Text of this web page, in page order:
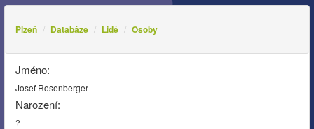
Plzeň Databáze Lidé Osoby
Jméno:
Josef Rosenberger
Narození:
?